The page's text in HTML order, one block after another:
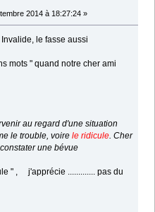
2014 à 18:27:24 »
le fasse aussi
mots " quand notre cher ami
au regard d'une situation
le trouble, voirele ridicule. Cher
une bévue
" , j'apprécie ............. pas du